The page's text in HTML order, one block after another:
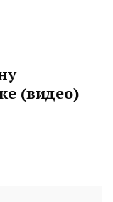
(видео)